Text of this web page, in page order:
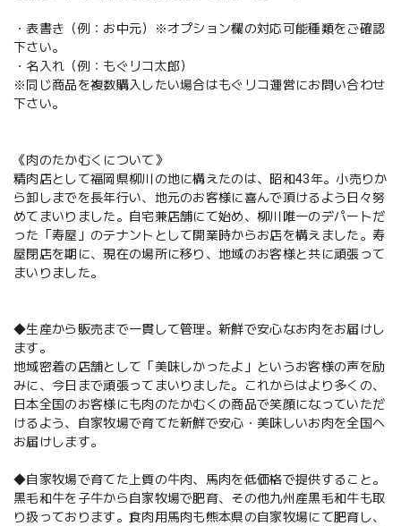
・表書き（例：お中元）※オプション欄の対応可能種類をご確認
下さい。
・名入れ（例：もぐリコ太郎）
※同じ商品を複数購入したい場合はもぐリコ運営にお問い合わせ
下さい。
《肉のたかむくについて》
精肉店として福岡県柳川の地に構えたのは、昭和43年。小売りか
ら卸しまでを長年行い、地元のお客様に喜んで頂けるよう日々努
めてまいりました。自宅兼店舗にて始め、柳川唯一のデパートだ
った「寿屋」のテナントとして開業時からお店を構えました。寿
屋閉店を期に、現在の場所に移り、地域のお客様と共に頑張って
まいりました。
◆生産から販売まで一貫して管理。新鮮で安心なお肉をお届けし
ます。
地域密着の店舗として「美味しかったよ」というお客様の声を励
みに、今日まで頑張ってまいりました。これからはより多くの、
日本全国のお客様にも肉のたかむくの商品で笑顔になっていただ
けるよう、自家牧場で育てた新鮮で安心・美味しいお肉を全国へ
お届けします。
◆自家牧場で育てた上質の牛肉、馬肉を低価格で提供すること。
黒毛和牛を子牛から自家牧場で肥育、その他九州産黒毛和牛も取
り扱っております。食肉用馬肉も熊本県の自家牧場にて肥育し、